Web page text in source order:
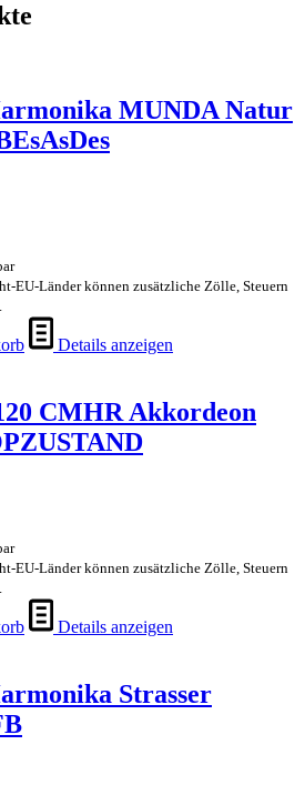
MUNDA Natur
EU-Länder können zusätzliche Zölle, Steuern
Details anzeigen
CMHR Akkordeon
EU-Länder können zusätzliche Zölle, Steuern
Details anzeigen
Strasser